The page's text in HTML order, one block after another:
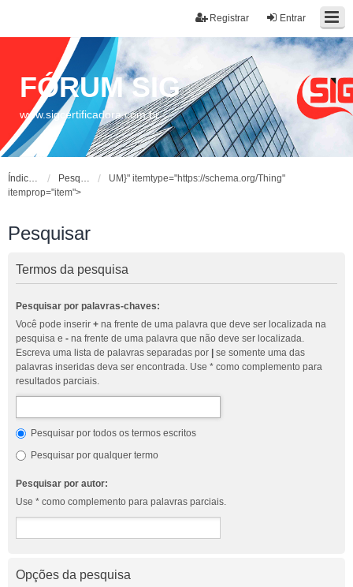
Entrar
Registrar
FÓRUM SIG
www.sigcertificadora.com.br
Índice do fórum Pesquisar
UM}" itemtype="https://schema.org/Thing"
itemprop="item">
Pesquisar
Termos da pesquisa
Pesquisar por palavras-chaves:
Você pode inserir + na frente de uma palavra que deve ser localizada na
pesquisa e - na frente de uma palavra que não deve ser localizada.
Escreva uma lista de palavras separadas por
se somente uma das
palavras inseridas deva ser encontrada. Use * como complemento para
resultados parciais.
Pesquisar por todos os termos escritos
Pesquisar por qualquer termo
Pesquisar por autor:
Use * como complemento para palavras parciais.
Opções da pesquisa